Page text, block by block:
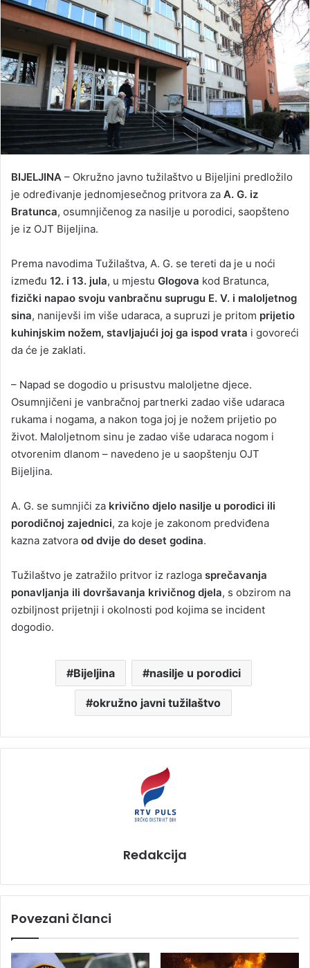
a
n
e
m
a
i
l
BIJELJINA – Okružno javno tužilaštvo u Bijeljini predložilo
je određivanje jednomjesečnog pritvora za A. G. iz
Bratunca, osumnjičenog za nasilje u porodici, saopšteno
je iz OJT Bijeljina.
Prema navodima Tužilaštva, A. G. se tereti da je u noći
između 12. i 13. jula, u mjestu Glogova kod Bratunca,
fizički napao svoju vanbračnu suprugu E. V. i maloljetnog
sina, nanijevši im više udaraca, a supruzi je pritom prijetio
kuhinjskim nožem, stavljajući joj ga ispod vrata i govoreći
da će je zaklati.
– Napad se dogodio u prisustvu maloljetne djece.
Osumnjičeni je vanbračnoj partnerki zadao više udaraca
rukama i nogama, a nakon toga joj je nožem prijetio po
život. Maloljetnom sinu je zadao više udaraca nogom i
otvorenim dlanom – navedeno je u saopštenju OJT
Bijeljina.
A. G. se sumnjiči za krivično djelo nasilje u porodici ili
porodičnoj zajednici, za koje je zakonom predviđena
kazna zatvora od dvije do deset godina.
Tužilaštvo je zatražilo pritvor iz razloga sprečavanja
ponavljanja ili dovršavanja krivičnog djela, s obzirom na
ozbiljnost prijetnji i okolnosti pod kojima se incident
dogodio.
Bijeljina nasilje u porodici
okružno javni tužilaštvo
Redakcija
Povezani članci